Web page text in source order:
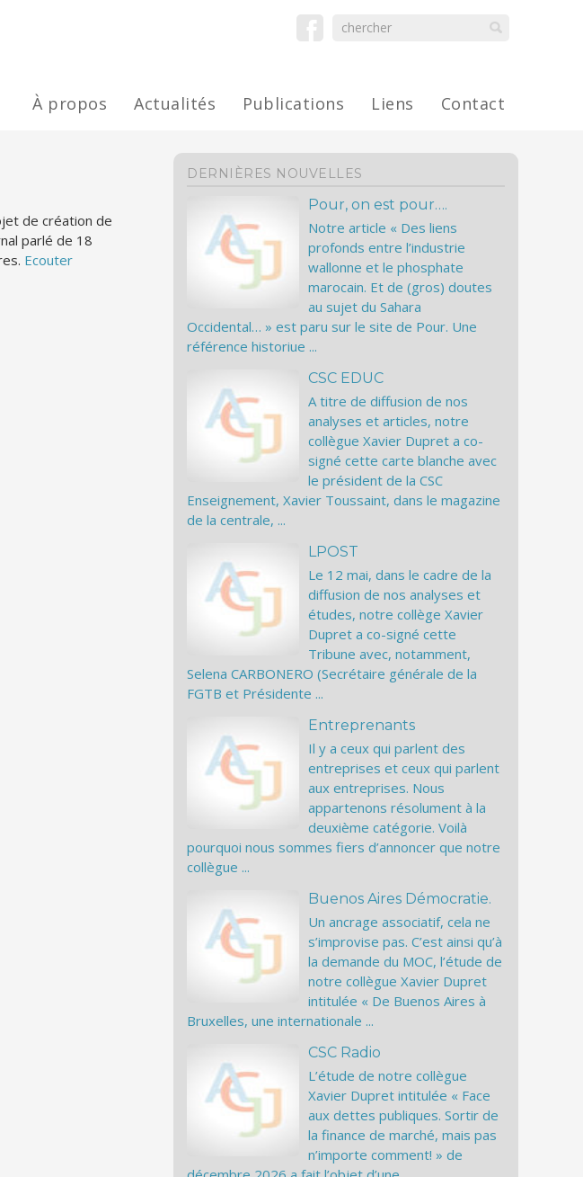
À propos Actualités Publications Liens Contact
de création de
parlé de 18
Ecouter
DERNIÈRES NOUVELLES
Pour, on est pour….
Notre article « Des liens
profonds entre l’industrie
wallonne et le phosphate
marocain. Et de (gros) doutes
au sujet du Sahara
Occidental… » est paru sur le site de Pour. Une
référence historiue ...
CSC EDUC
A titre de diffusion de nos
analyses et articles, notre
collègue Xavier Dupret a co-
signé cette carte blanche avec
le président de la CSC
Enseignement, Xavier Toussaint, dans le magazine
de la centrale, ...
LPOST
Le 12 mai, dans le cadre de la
diffusion de nos analyses et
études, notre collège Xavier
Dupret a co-signé cette
Tribune avec, notamment,
Selena CARBONERO (Secrétaire générale de la
FGTB et Présidente ...
Entreprenants
Il y a ceux qui parlent des
entreprises et ceux qui parlent
aux entreprises. Nous
appartenons résolument à la
deuxième catégorie. Voilà
pourquoi nous sommes fiers d’annoncer que notre
collègue ...
Buenos Aires Démocratie.
Un ancrage associatif, cela ne
s’improvise pas. C’est ainsi qu’à
la demande du MOC, l’étude de
notre collègue Xavier Dupret
intitulée « De Buenos Aires à
Bruxelles, une internationale ...
CSC Radio
L’étude de notre collègue
Xavier Dupret intitulée « Face
aux dettes publiques. Sortir de
la finance de marché, mais pas
n’importe comment! » de